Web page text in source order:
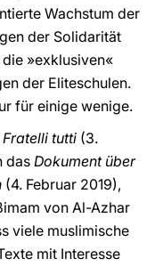
Wachstum der
der Solidarität
»exklusiven«
der Eliteschulen.
für einige wenige.
Fratelli tutti (3.
das Dokument über
(4. Februar 2019),
von Al-Azhar
viele muslimische
mit Interesse